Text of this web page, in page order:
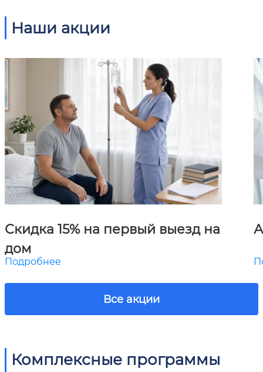
Наши акции
Скидка 15% на первый выезд на
дом
Подробнее
Все акции
Комплексные программы